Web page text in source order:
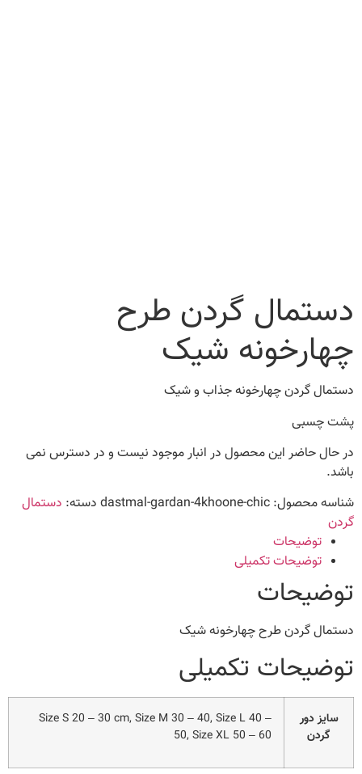
دستمال گردن طرح
چهارخونه شیک
دستمال گردن چهارخونه جذاب و شیک
پشت چسبی
در حال حاضر این محصول در انبار موجود نیست و در دسترس نمی
باشد.
شناسه محصول: dastmal-gardan-4khoone-chic دسته: دستمال
گردن
توضیحات
توضیحات تکمیلی
توضیحات
دستمال گردن طرح چهارخونه شیک
توضیحات تکمیلی
سایز دور
گردن
Size S 20 – 30 cm, Size M 30 – 40, Size L 40 –
50, Size XL 50 – 60